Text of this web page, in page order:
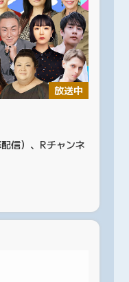
放送中
信）、Rチャンネ